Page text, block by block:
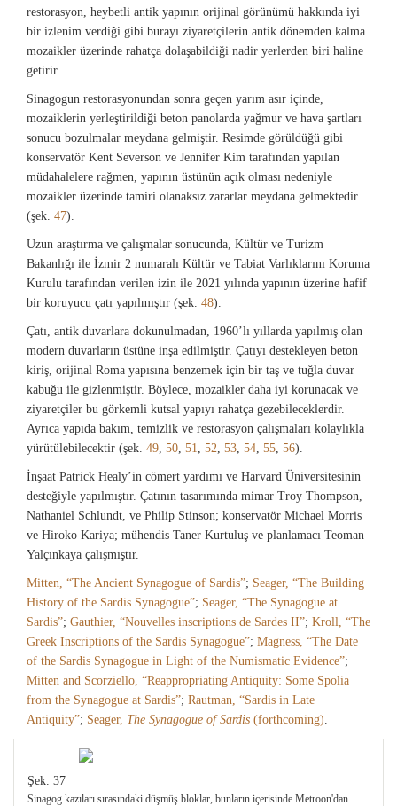
restorasyon, heybetli antik yapının orijinal görünümü hakkında iyi
bir izlenim verdiği gibi burayı ziyaretçilerin antik dönemden kalma
mozaikler üzerinde rahatça dolaşabildiği nadir yerlerden biri haline
getirir.
Sinagogun restorasyonundan sonra geçen yarım asır içinde,
mozaiklerin yerleştirildiği beton panolarda yağmur ve hava şartları
sonucu bozulmalar meydana gelmiştir. Resimde görüldüğü gibi
konservatör Kent Severson ve Jennifer Kim tarafından yapılan
müdahalelere rağmen, yapının üstünün açık olması nedeniyle
mozaikler üzerinde tamiri olanaksız zararlar meydana gelmektedir
(şek. 47).
Uzun araştırma ve çalışmalar sonucunda, Kültür ve Turizm
Bakanlığı ile İzmir 2 numaralı Kültür ve Tabiat Varlıklarını Koruma
Kurulu tarafından verilen izin ile 2021 yılında yapının üzerine hafif
bir koruyucu çatı yapılmıştır (şek. 48).
Çatı, antik duvarlara dokunulmadan, 1960’lı yıllarda yapılmış olan
modern duvarların üstüne inşa edilmiştir. Çatıyı destekleyen beton
kiriş, orijinal Roma yapısına benzemek için bir taş ve tuğla duvar
kabuğu ile gizlenmiştir. Böylece, mozaikler daha iyi korunacak ve
ziyaretçiler bu görkemli kutsal yapıyı rahatça gezebileceklerdir.
Ayrıca yapıda bakım, temizlik ve restorasyon çalışmaları kolaylıkla
yürütülebilecektir (şek. 49, 50, 51, 52, 53, 54, 55, 56).
İnşaat Patrick Healy’in cömert yardımı ve Harvard Üniversitesinin
desteğiyle yapılmıştır. Çatının tasarımında mimar Troy Thompson,
Nathaniel Schlundt, ve Philip Stinson; konservatör Michael Morris
ve Hiroko Kariya; mühendis Taner Kurtuluş ve planlamacı Teoman
Yalçınkaya çalışmıştır.
Mitten, “The Ancient Synagogue of Sardis”; Seager, “The Building
History of the Sardis Synagogue”; Seager, “The Synagogue at
Sardis”; Gauthier, “Nouvelles inscriptions de Sardes II”; Kroll, “The
Greek Inscriptions of the Sardis Synagogue”; Magness, “The Date
of the Sardis Synagogue in Light of the Numismatic Evidence”;
Mitten and Scorziello, “Reappropriating Antiquity: Some Spolia
from the Synagogue at Sardis”; Rautman, “Sardis in Late
Antiquity”; Seager, The Synagogue of Sardis (forthcoming).
Şek. 37
Sinagog kazıları sırasındaki düşmüş bloklar, bunların içerisinde Metroon'dan